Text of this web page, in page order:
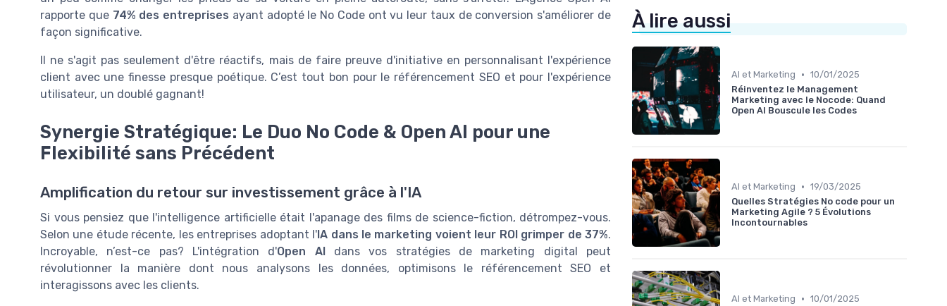
rapporte que 74% des entreprises ayant adopté le No Code ont vu leur taux de conversion s'améliorer de
façon significative.
Il ne s'agit pas seulement d'être réactifs, mais de faire preuve d'initiative en personnalisant l'expérience
client avec une finesse presque poétique. C’est tout bon pour le référencement SEO et pour l'expérience
utilisateur, un doublé gagnant!
Synergie Stratégique: Le Duo No Code & Open AI pour une
Flexibilité sans Précédent
Amplification du retour sur investissement grâce à l'IA
Si vous pensiez que l'intelligence artificielle était l'apanage des films de science-fiction, détrompez-vous.
Selon une étude récente, les entreprises adoptant l'IA dans le marketing voient leur ROI grimper de 37%.
Incroyable, n’est-ce pas? L'intégration d'Open AIdans vos stratégies de marketing digital peut
révolutionner la manière dont nous analysons les données, optimisons le référencement SEO et
interagissons avec les clients.
À lire aussi
AI et Marketing • 10/01/2025
Réinventez le Management
Marketing avec le Nocode: Quand
Open AI Bouscule les Codes
AI et Marketing • 19/03/2025
Quelles Stratégies No code pour un
Marketing Agile ? 5 Évolutions
Incontournables
AI et Marketing • 10/01/2025